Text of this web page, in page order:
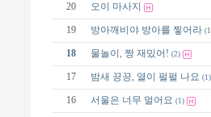
20 오이 마사지
19 방아깨비야 방아를 찧어라
18 물놀이, 짱 재밌어! (2)
17 밤새 끙끙, 열이 펄펄 나요 (1)
16 서울은 너무 멀어요 (1)